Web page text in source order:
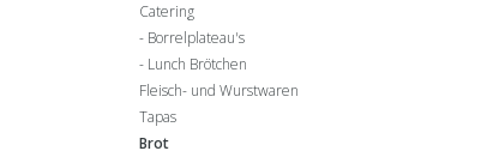
Catering
Borrelplateau's
Lunch Brötchen
Fleisch- und Wurstwaren
Tapas
Brot